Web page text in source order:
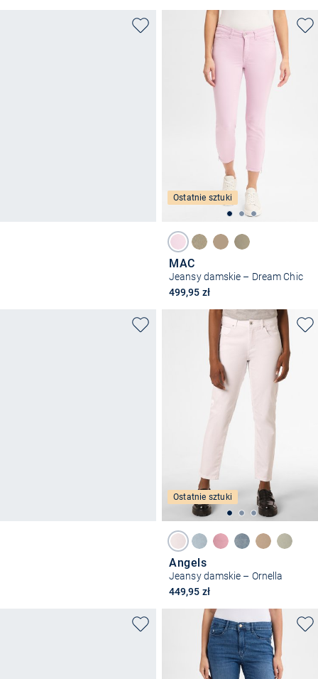
Ostatnie sztuki
MAC
Jeansy damskie – Dream Chic
499,95 zł
Ostatnie sztuki
Angels
Jeansy damskie – Ornella
449,95 zł